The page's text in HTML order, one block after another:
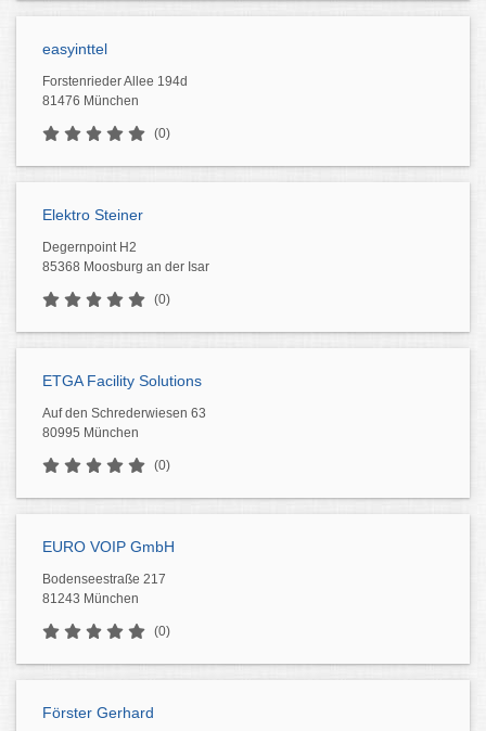
easyinttel
Forstenrieder Allee 194d
81476 München
(0)
Elektro Steiner
Degernpoint H2
85368 Moosburg an der Isar
(0)
ETGA Facility Solutions
Auf den Schrederwiesen 63
80995 München
(0)
EURO VOIP GmbH
Bodenseestraße 217
81243 München
(0)
Förster Gerhard